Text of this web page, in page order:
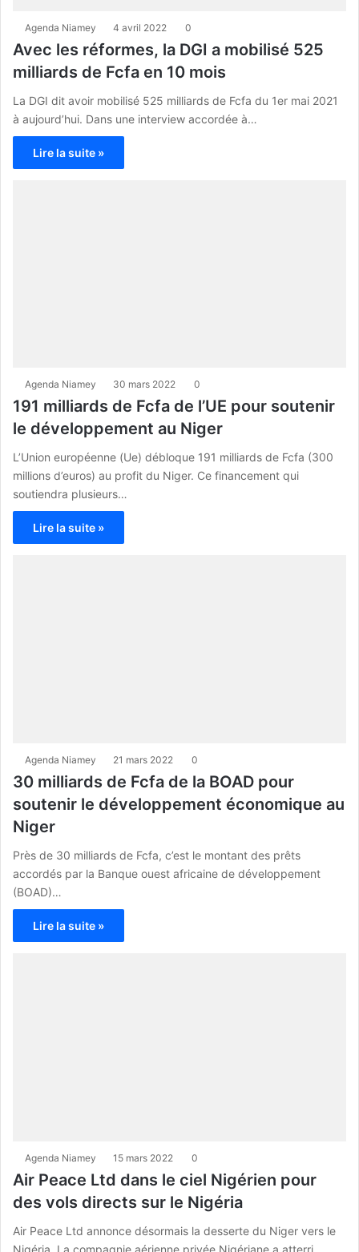
Agenda Niamey 4 avril 2022 0
Avec les réformes, la DGI a mobilisé 525
milliards de Fcfa en 10 mois
La DGI dit avoir mobilisé 525 milliards de Fcfa du 1er mai 2021
à aujourd’hui. Dans une interview accordée à…
Lire la suite »
Agenda Niamey 30 mars 2022 0
191 milliards de Fcfa de l’UE pour soutenir
le développement au Niger
L’Union européenne (Ue) débloque 191 milliards de Fcfa (300
millions d’euros) au profit du Niger. Ce financement qui
soutiendra plusieurs…
Lire la suite »
Agenda Niamey 21 mars 2022 0
30 milliards de Fcfa de la BOAD pour
soutenir le développement économique au
Niger
Près de 30 milliards de Fcfa, c’est le montant des prêts
accordés par la Banque ouest africaine de développement
(BOAD)…
Lire la suite »
Agenda Niamey 15 mars 2022 0
Air Peace Ltd dans le ciel Nigérien pour
des vols directs sur le Nigéria
Air Peace Ltd annonce désormais la desserte du Niger vers le
Nigéria. La compagnie aérienne privée Nigériane a atterri